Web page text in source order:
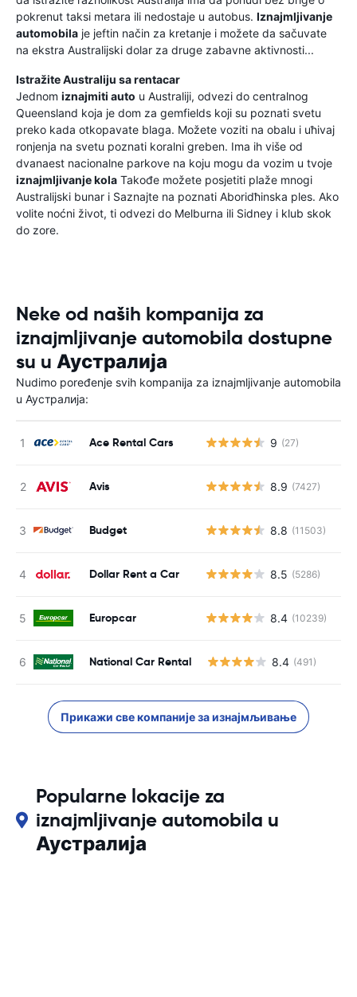
pokrenut taksi metara ili nedostaje u autobus. Iznajmljivanje
automobila je jeftin način za kretanje i možete da sačuvate
na ekstra Australijski dolar za druge zabavne aktivnosti...
Istražite Australiju sa rentacar
Jednom iznajmiti auto u Australiji, odvezi do centralnog
Queensland koja je dom za gemfields koji su poznati svetu
preko kada otkopavate blaga. Možete voziti na obalu i uћivaj
ronjenja na svetu poznati koralni greben. Ima ih više od
dvanaest nacionalne parkove na koju mogu da vozim u tvoje
iznajmljivanje kola Takođe možete posjetiti plaže mnogi
Australijski bunar i Saznajte na poznati Aboridћinska ples. Ako
volite noćni život, ti odvezi do Melburna ili Sidney i klub skok
do zore.
Neke od naših kompanija za
iznajmljivanje automobila dostupne
su u Аустралија
Nudimo poređenje svih kompanija za iznajmljivanje automobila
u Аустралија:
Ace Rental Cars 9 (27)
Avis 8.9 (7427)
Budget 8.8 (11503)
Dollar Rent a Car 8.5 (5286)
Europcar 8.4 (10239)
National Car Rental 8.4 (491)
Прикажи све компаније за изнајмљивање
Popularne lokacije za
iznajmljivanje automobila u
Аустралија